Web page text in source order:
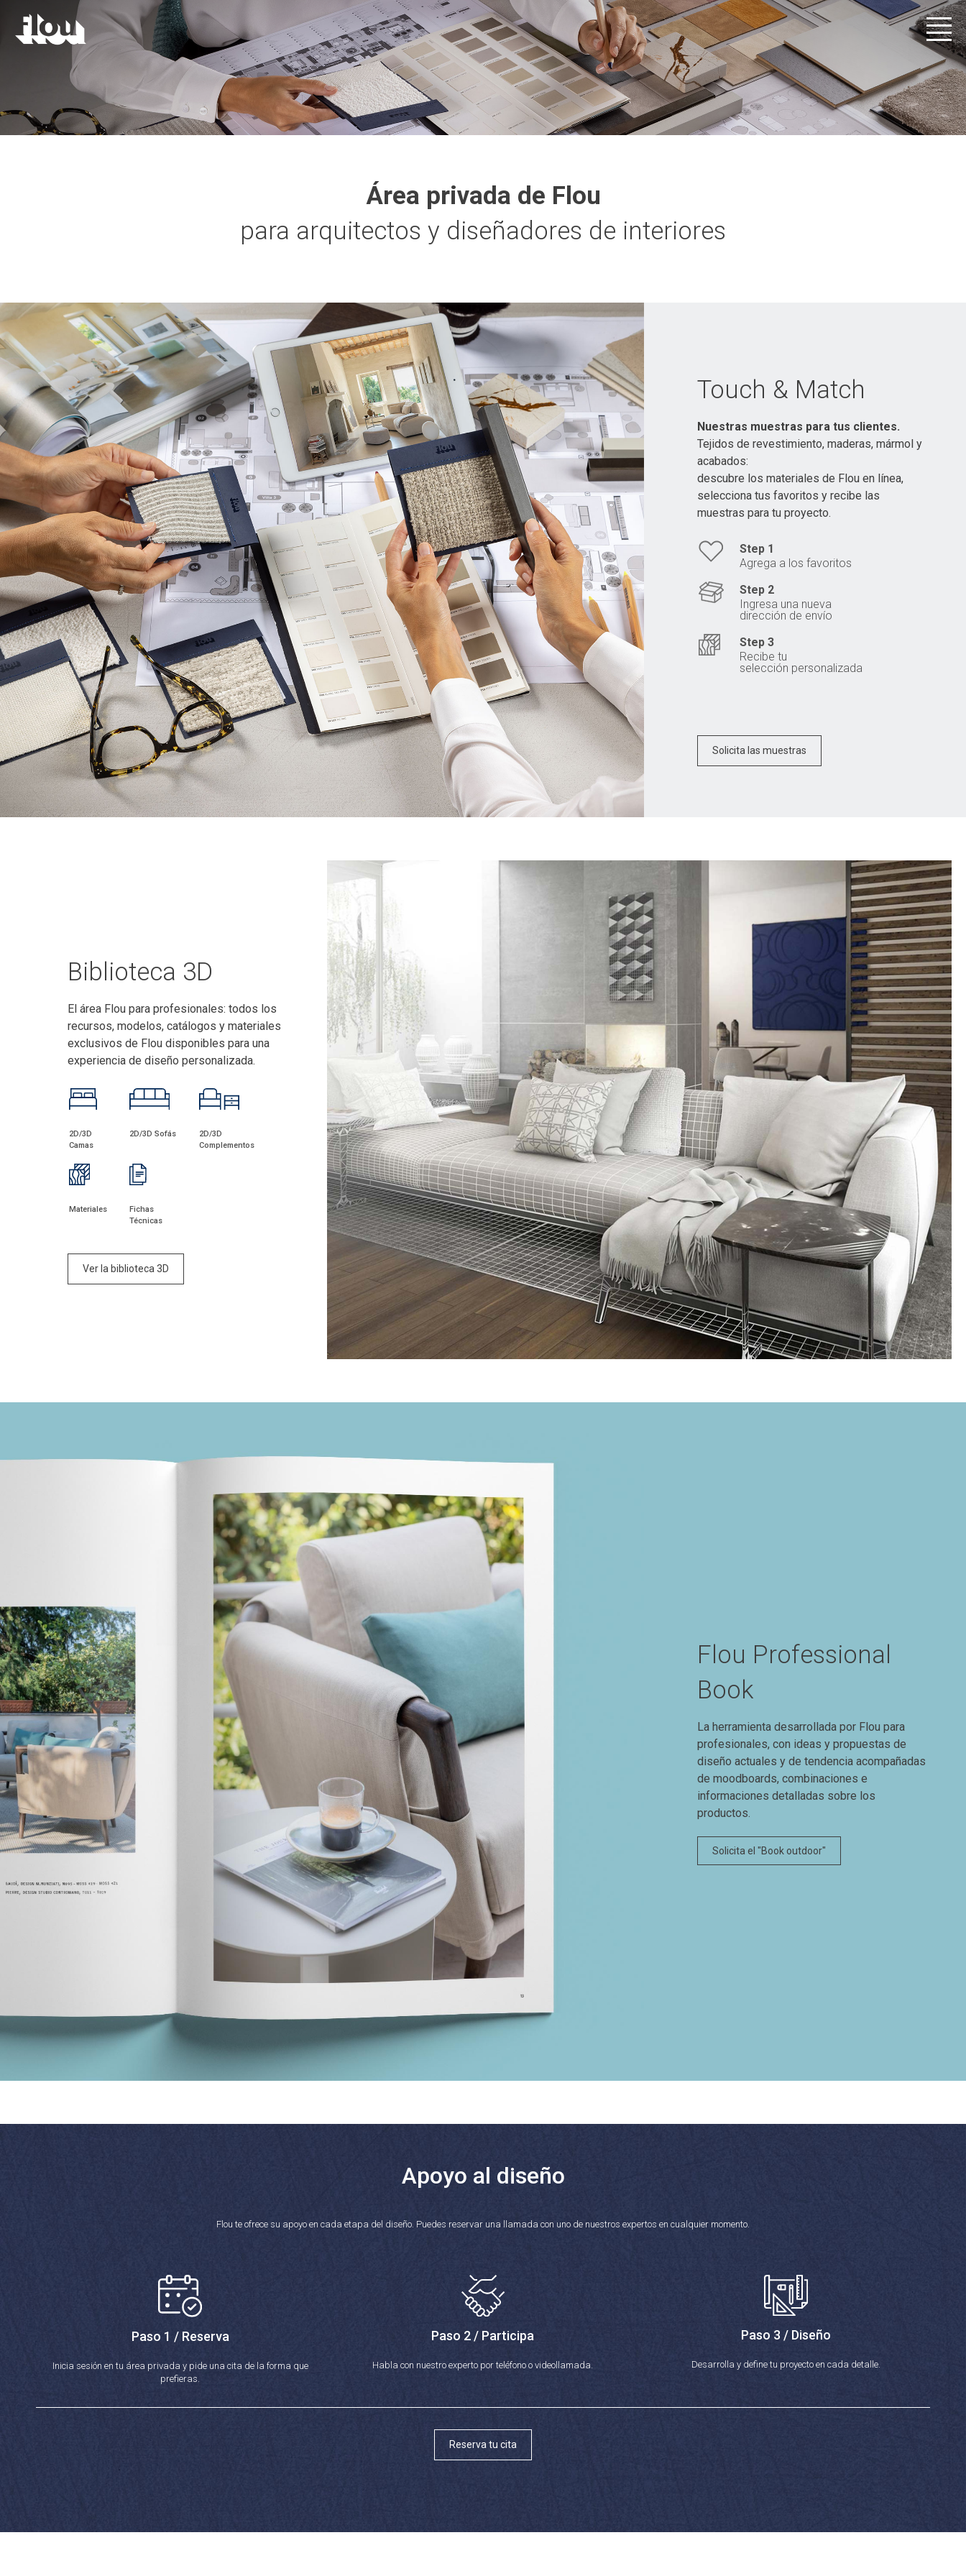
Área privada de Flou
para arquitectos y diseñadores de interiores
Touch & Match
Nuestras muestras para tus clientes.
Tejidos de revestimiento, maderas, mármol y
acabados:
descubre los materiales de Flou en línea,
selecciona tus favoritos y recibe las
muestras para tu proyecto.
Step 1
Agrega a los favoritos
Step 2
Ingresa una nueva
dirección de envío
Step 3
Recibe tu
selección personalizada
Solicita las muestras
Biblioteca 3D
El área Flou para profesionales: todos los
recursos, modelos, catálogos y materiales
exclusivos de Flou disponibles para una
experiencia de diseño personalizada.
2D/3D
Camas
2D/3D Sofás
2D/3D
Complementos
Materiales
Fichas
Técnicas
Ver la biblioteca 3D
Flou Professional
Book
La herramienta desarrollada por Flou para
profesionales, con ideas y propuestas de
diseño actuales y de tendencia acompañadas
de moodboards, combinaciones e
informaciones detalladas sobre los
productos.
Solicita el "Book outdoor"
Apoyo al diseño
Flou te ofrece su apoyo en cada etapa del diseño. Puedes reservar una llamada con uno de nuestros expertos en cualquier momento.
Paso 1 / Reserva
Inicia sesión en tu área privada y pide una cita de la forma que
prefieras.
Paso 2 / Participa
Habla con nuestro experto por teléfono o videollamada.
Paso 3 / Diseño
Desarrolla y define tu proyecto en cada detalle.
Reserva tu cita